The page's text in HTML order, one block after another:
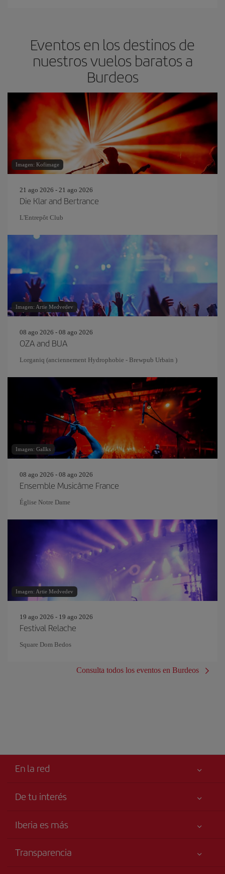
Eventos en los destinos de
nuestros vuelos baratos a
Burdeos
Imagen: Kofimage
21 ago 2026 - 21 ago 2026
Die Klar and Bertrance
L'Entrepôt Club
Imagen: Artie Medvedev
08 ago 2026 - 08 ago 2026
OZA and BUA
Lorganiq (anciennement Hydrophobie - Brewpub Urbain )
Imagen: Gallks
08 ago 2026 - 08 ago 2026
Ensemble Musicâme France
Église Notre Dame
Imagen: Artie Medvedev
19 ago 2026 - 19 ago 2026
Festival Relache
Square Dom Bedos
Consulta todos los eventos en Burdeos
En la red
De tu interés
Accesibilidad
Iberia es más
Grupo Iberia
Transparencia